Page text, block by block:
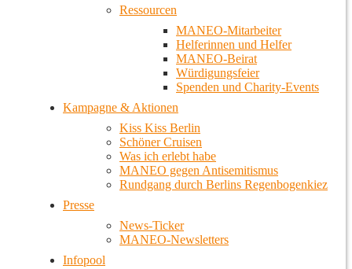
Ressourcen
MANEO-Mitarbeiter
Helferinnen und Helfer
MANEO-Beirat
Würdigungsfeier
Spenden und Charity-Events
Kampagne & Aktionen
Kiss Kiss Berlin
Schöner Cruisen
Was ich erlebt habe
MANEO gegen Antisemitismus
Rundgang durch Berlins Regenbogenkiez
Presse
News-Ticker
MANEO-Newsletters
Infopool